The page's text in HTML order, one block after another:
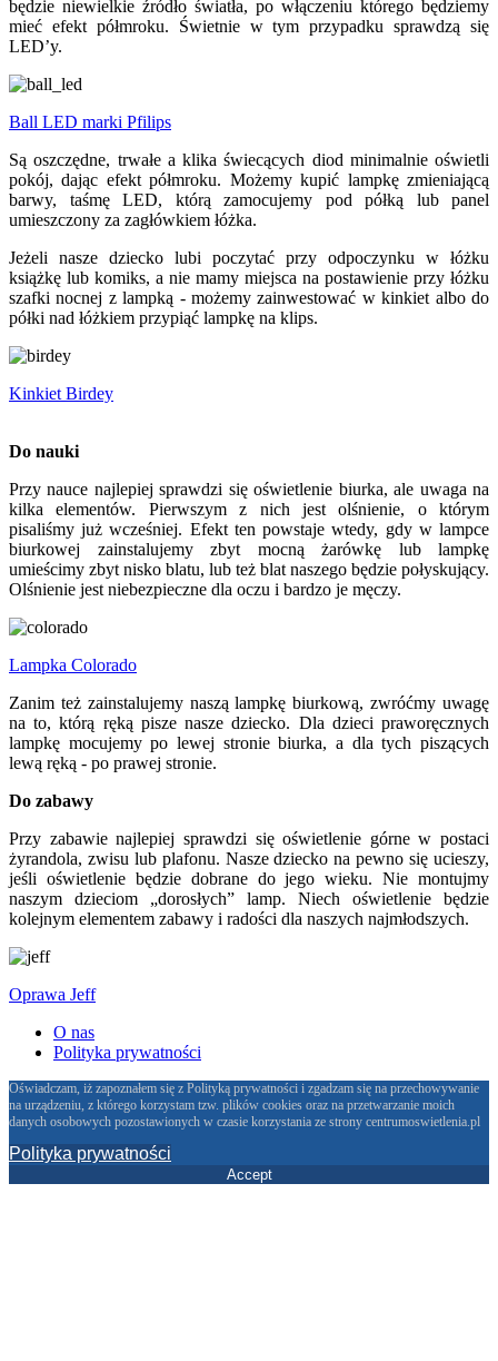
będzie niewielkie źródło światła, po włączeniu którego będziemy
mieć efekt półmroku. Świetnie w tym przypadku sprawdzą się
LED’y.
Ball LED marki Pfilips
Są oszczędne, trwałe a klika świecących diod minimalnie oświetli
pokój, dając efekt półmroku. Możemy kupić lampkę zmieniającą
barwy, taśmę LED, którą zamocujemy pod półką lub panel
umieszczony za zagłówkiem łóżka.
Jeżeli nasze dziecko lubi poczytać przy odpoczynku w łóżku
książkę lub komiks, a nie mamy miejsca na postawienie przy łóżku
szafki nocnej z lampką - możemy zainwestować w kinkiet albo do
półki nad łóżkiem przypiąć lampkę na klips.
Kinkiet Birdey
Do nauki
Przy nauce najlepiej sprawdzi się oświetlenie biurka, ale uwaga na
kilka elementów. Pierwszym z nich jest olśnienie, o którym
pisaliśmy już wcześniej. Efekt ten powstaje wtedy, gdy w lampce
biurkowej zainstalujemy zbyt mocną żarówkę lub lampkę
umieścimy zbyt nisko blatu, lub też blat naszego będzie połyskujący.
Olśnienie jest niebezpieczne dla oczu i bardzo je męczy.
Lampka Colorado
Zanim też zainstalujemy naszą lampkę biurkową, zwróćmy uwagę
na to, którą ręką pisze nasze dziecko. Dla dzieci praworęcznych
lampkę mocujemy po lewej stronie biurka, a dla tych piszących
lewą ręką - po prawej stronie.
Do zabawy
Przy zabawie najlepiej sprawdzi się oświetlenie górne w postaci
żyrandola, zwisu lub plafonu. Nasze dziecko na pewno się ucieszy,
jeśli oświetlenie będzie dobrane do jego wieku. Nie montujmy
naszym dzieciom „dorosłych” lamp. Niech oświetlenie będzie
kolejnym elementem zabawy i radości dla naszych najmłodszych.
Oprawa Jeff
O nas
Polityka prywatności
Oświadczam, iż zapoznałem się z Polityką prywatności i zgadzam się na przechowywanie
na urządzeniu, z którego korzystam tzw. plików cookies oraz na przetwarzanie moich
danych osobowych pozostawionych w czasie korzystania ze strony centrumoswietlenia.pl
Polityka prywatności
Accept